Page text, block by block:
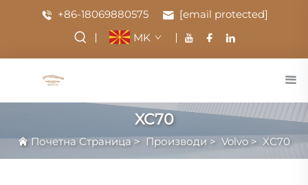
+86-18069880575
[email protected]
MK
XC70
Почетна Страница > Производи > Volvo > XC70